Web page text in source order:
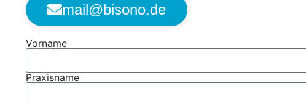
mail@bisono.de
Vorname
Praxisname